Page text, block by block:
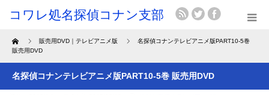
Home 販売用DVD｜テレビアニメ版
名探偵コナンテレビアニメ版PART10-5巻
販売用DVD
名探偵コナンテレビアニメ版PART10-5巻 販売用DVD